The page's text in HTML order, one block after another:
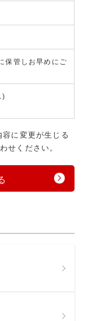
保管しお早めにご
)
に変更が生じる
せください。